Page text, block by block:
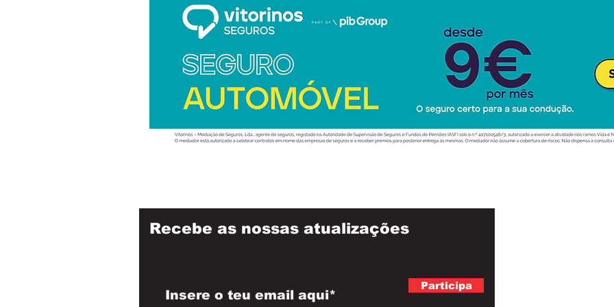
Recebe as nossas atualizações
Participa